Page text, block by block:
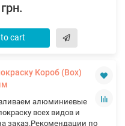
cart
Короб (Вох)
алюминиевые
всех видов и
заказ.Рекомендации по